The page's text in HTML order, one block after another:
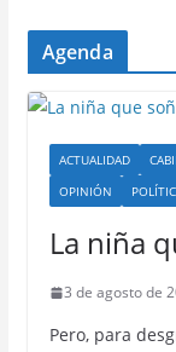
Agenda
ACTUALIDAD
OPINIÓN
La niña
3 de agosto de
Pero, para